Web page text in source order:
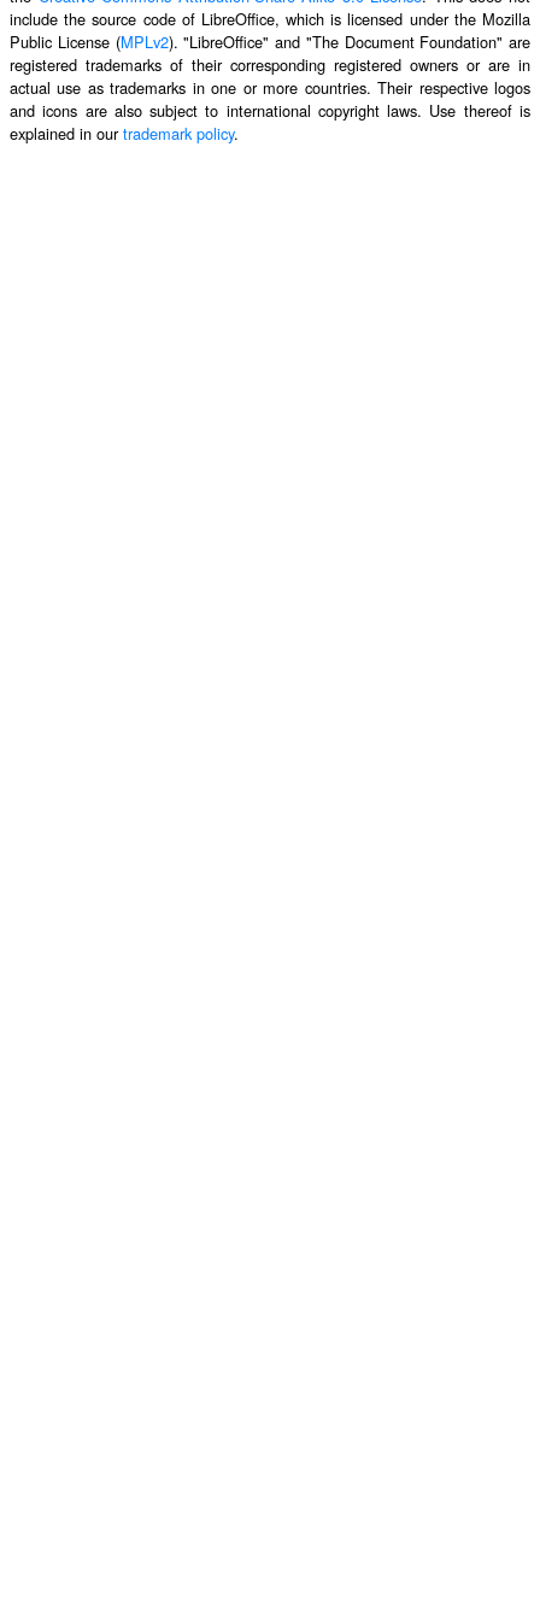
include the source code of LibreOffice, which is licensed under the Mozilla
Public License (MPLv2). "LibreOffice" and "The Document Foundation" are
registered trademarks of their corresponding registered owners or are in
actual use as trademarks in one or more countries. Their respective logos
and icons are also subject to international copyright laws. Use thereof is
explained in ourtrademark policy.